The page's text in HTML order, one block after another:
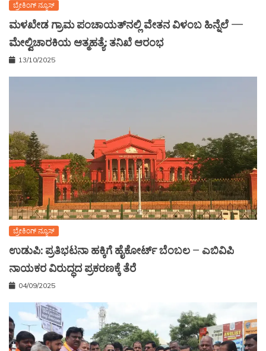
ಬ್ರೇಕಿಂಗ್ ನ್ಯೂಸ್
ಮಳಖೇಡ ಗ್ರಾಮ ಪಂಚಾಯತ್‌ನಲ್ಲಿ ವೇತನ ವಿಳಂಬ ಹಿನ್ನೆಲೆ —
ಮೇಲ್ವಿಚಾರಕಿಯ ಆತ್ಮಹತ್ಯೆ: ತನಿಖೆ ಆರಂಭ
13/10/2025
ಬ್ರೇಕಿಂಗ್ ನ್ಯೂಸ್
ಉಡುಪಿ: ಪ್ರತಿಭಟನಾ ಹಕ್ಕಿಗೆ ಹೈಕೋರ್ಟ್ ಬೆಂಬಲ – ಎಬಿವಿಪಿ
ನಾಯಕರ ವಿರುದ್ಧದ ಪ್ರಕರಣಕ್ಕೆ ತೆರೆ
04/09/2025